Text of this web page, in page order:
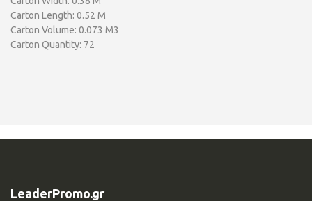
Carton Length: 0.52 M
Carton Volume: 0.073 M3
Carton Quantity: 72
LeaderPromo.gr